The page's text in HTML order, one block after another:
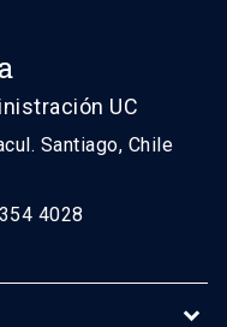
UC
Santiago, Chile
4028